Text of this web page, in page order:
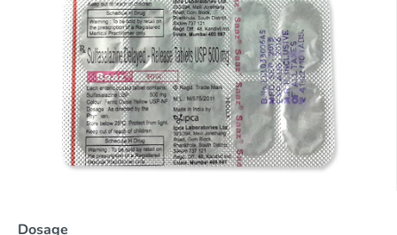
Dosage